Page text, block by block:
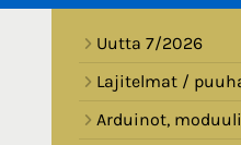
Uutta 7/2026
Lajitelmat /
Arduinot,